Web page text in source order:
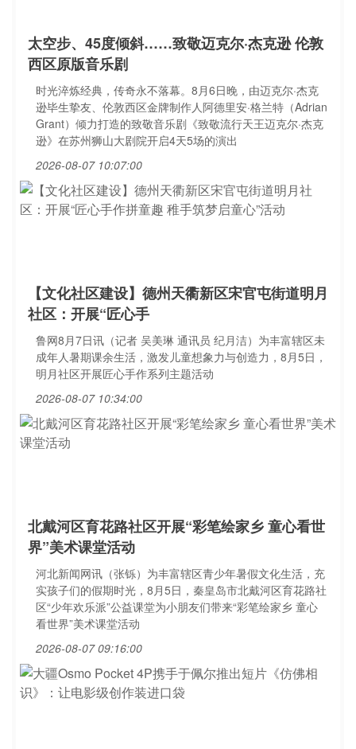
太空步、45度倾斜……致敬迈克尔·杰克逊 伦敦
西区原版音乐剧
时光淬炼经典，传奇永不落幕。8月6日晚，由迈克尔·杰克
逊毕生挚友、伦敦西区金牌制作人阿德里安·格兰特（Adrian
Grant）倾力打造的致敬音乐剧《致敬流行天王迈克尔·杰克
逊》在苏州狮山大剧院开启4天5场的演出
2026-08-07 10:07:00
【文化社区建设】德州天衢新区宋官屯街道明月
社区：开展“匠心手
鲁网8月7日讯（记者 吴美琳 通讯员 纪月洁）为丰富辖区未
成年人暑期课余生活，激发儿童想象力与创造力，8月5日，
明月社区开展匠心手作系列主题活动
2026-08-07 10:34:00
北戴河区育花路社区开展“彩笔绘家乡 童心看世
界”美术课堂活动
河北新闻网讯（张铄）为丰富辖区青少年暑假文化生活，充
实孩子们的假期时光，8月5日，秦皇岛市北戴河区育花路社
区“少年欢乐派”公益课堂为小朋友们带来“彩笔绘家乡 童心
看世界”美术课堂活动
2026-08-07 09:16:00